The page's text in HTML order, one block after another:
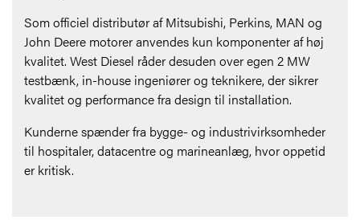
Som officiel distributør af Mitsubishi, Perkins, MAN og
John Deere motorer anvendes kun komponenter af høj
kvalitet. West Diesel råder desuden over egen 2 MW
testbænk, in-house ingeniører og teknikere, der sikrer
kvalitet og performance fra design til installation.
Kunderne spænder fra bygge- og industrivirksomheder
til hospitaler, datacentre og marineanlæg, hvor oppetid
er kritisk.